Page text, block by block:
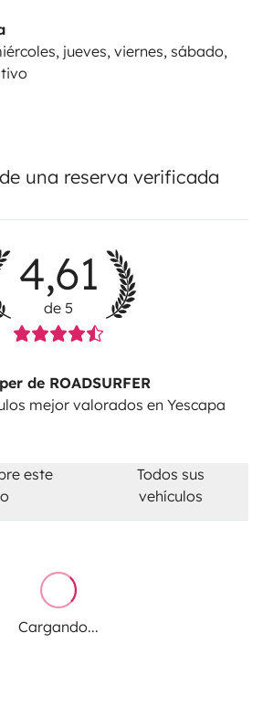
jueves, viernes, sábado,
de una reserva verificada
4,61
de 5
de ROADSURFER
mejor valorados en Yescapa
este
Todos sus
vehículos
Cargando...